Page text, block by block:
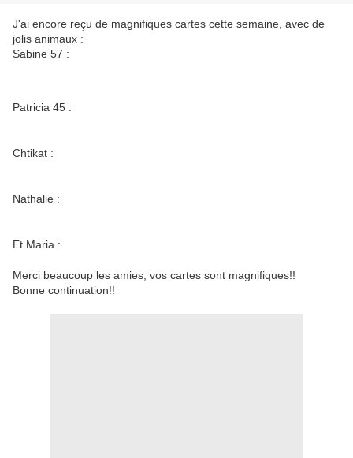
J'ai encore reçu de magnifiques cartes cette semaine, avec de
jolis animaux :
Sabine 57 :
Patricia 45 :
Chtikat :
Nathalie :
Et Maria :
Merci beaucoup les amies, vos cartes sont magnifiques!!
Bonne continuation!!